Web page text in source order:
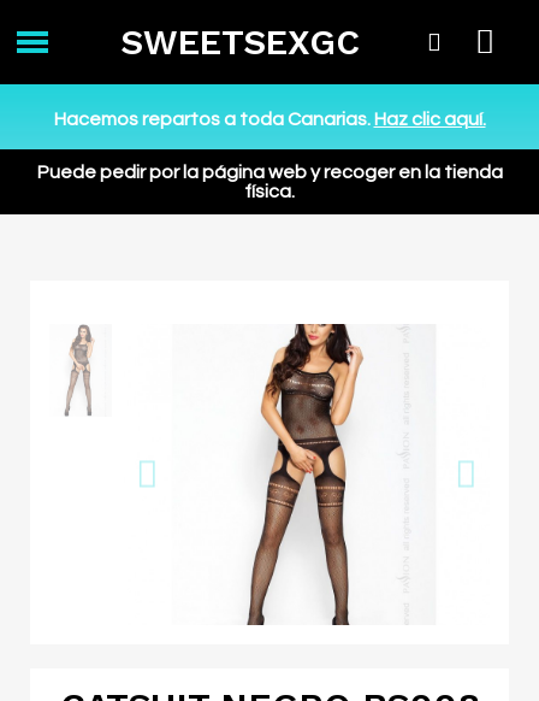
SWEETSEXGC
Hacemos repartos a toda Canarias.Haz clic aquí.
Puede pedir por la página web y recoger en la tienda
física.